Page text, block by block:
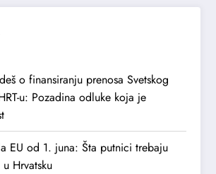
o finansiranju prenosa Svetskog
u: Pozadina odluke koja je
EU od 1. juna: Šta putnici trebaju
Hrvatsku